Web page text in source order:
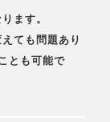
ます。
ても問題あり
とも可能で